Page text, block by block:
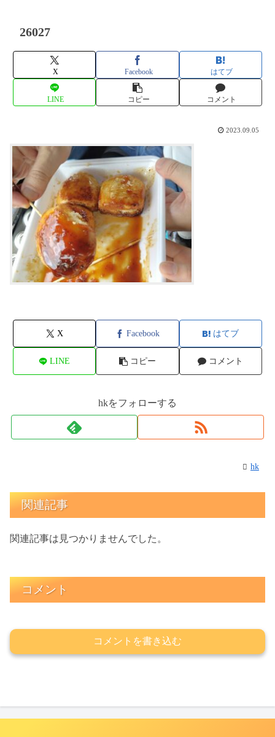
26027
X Facebook はてブ
LINE コピー コメント
2023.09.05
X Facebook はてブ
LINE コピー コメント
hkをフォローする
hk
関連記事
関連記事は見つかりませんでした。
コメント
コメントを書き込む